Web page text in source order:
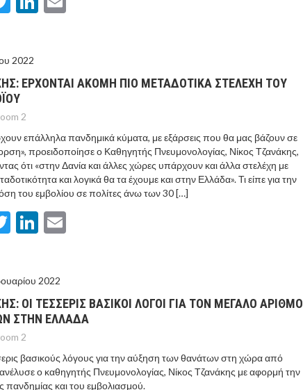
2022
EΡΧΟΝΤΑΙ ΑΚΟΜΗ ΠΙΟ ΜΕΤΑΔΟΤΙΚΑ ΣΤΕΛΕΧΗ ΤΟΥ
2
επάλληλα πανδημικά κύματα, με εξάρσεις που θα μας βάζουν σε
προειδοποίησε ο Καθηγητής Πνευμονολογίας, Νίκος Τζανάκης,
ότι «στην Δανία και άλλες χώρες υπάρχουν και άλλα στελέχη με
και λογικά θα τα έχουμε και στην Ελλάδα». Τι είπε για την
του εμβολίου σε πολίτες άνω των 30 […]
TwitterLinkedIn
2022
OΙ ΤΕΣΣΕΡΙΣ ΒΑΣΙΚΟΙ ΛΟΓΟΙ ΓΙΑ ΤΟΝ ΜΕΓΑΛΟ ΑΡΙΘΜΟ
ΣΤΗΝ ΕΛΛΑΔΑ
2
βασικούς λόγους για την αύξηση των θανάτων στη χώρα από
ο καθηγητής Πνευμονολογίας, Νίκος Τζανάκης με αφορμή την
πανδημίας και του εμβολιασμού.